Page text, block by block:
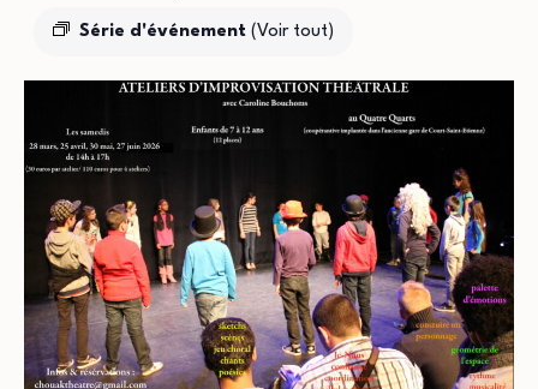
Série d'événement (Voir tout)